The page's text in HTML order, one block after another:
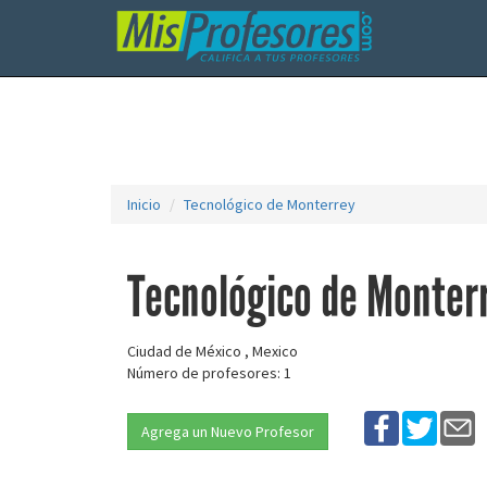
Inicio Tecnológico de Monterrey
Tecnológico de
Ciudad de México , Mexico
Número de profesores: 1
Agrega un Nuevo Profesor